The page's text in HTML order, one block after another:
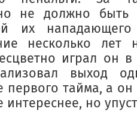
не должно быть
их нападающего
несколько лет
играл он в
выход
первого тайма, а
интереснее, но